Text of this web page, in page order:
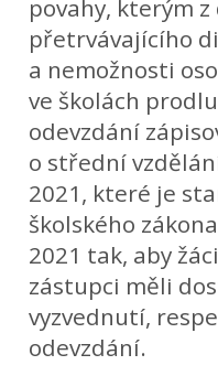
povahy, kterým z
přetrvávajícího
a nemožnosti
ve školách
odevzdání
o střední
2021, které je
školského
2021 tak, aby
zástupci měli
vyzvednutí,
odevzdání.